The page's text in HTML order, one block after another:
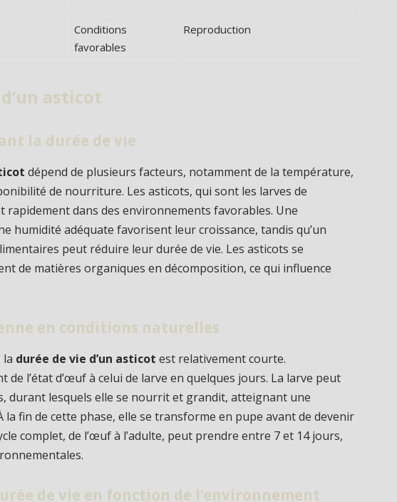
Conditions
favorables
Reproduction
asticot
la durée de vie
dépend de plusieurs facteurs, notamment de la température,
de nourriture. Les asticots, qui sont les larves de
rapidement dans des environnements favorables. Une
humidité adéquate favorisent leur croissance, tandis qu’un
peut réduire leur durée de vie. Les asticots se
de matières organiques en décomposition, ce qui influence
en conditions naturelles
la durée de vie d’un asticot est relativement courte.
de l’état d’œuf à celui de larve en quelques jours. La larve peut
durant lesquels elle se nourrit et grandit, atteignant une
la fin de cette phase, elle se transforme en pupe avant de devenir
complet, de l’œuf à l’adulte, peut prendre entre 7 et 14 jours,
de vie en fonction de l’environnement